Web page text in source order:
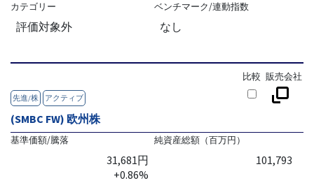
カテゴリー
評価対象外
ベンチマーク/連動指数
なし
先進/株 アクティブ
比較 販売会社
(SMBC FW) 欧州株
基準価額/騰落
31,681円
+0.86%
純資産総額（百万円）
101,793